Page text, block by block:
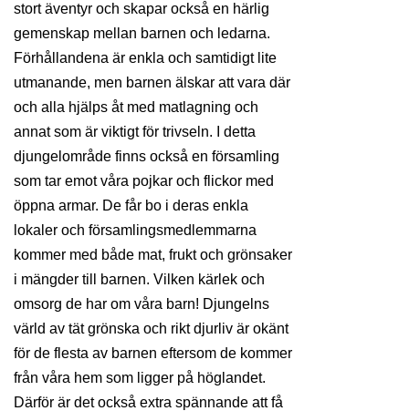
stort äventyr och skapar också en härlig
gemenskap mellan barnen och ledarna.
Förhållandena är enkla och samtidigt lite
utmanande, men barnen älskar att vara där
och alla hjälps åt med matlagning och
annat som är viktigt för trivseln. I detta
djungelområde finns också en församling
som tar emot våra pojkar och flickor med
öppna armar. De får bo i deras enkla
lokaler och församlingsmedlemmarna
kommer med både mat, frukt och grönsaker
i mängder till barnen. Vilken kärlek och
omsorg de har om våra barn! Djungelns
värld av tät grönska och rikt djurliv är okänt
för de flesta av barnen eftersom de kommer
från våra hem som ligger på höglandet.
Därför är det också extra spännande att få